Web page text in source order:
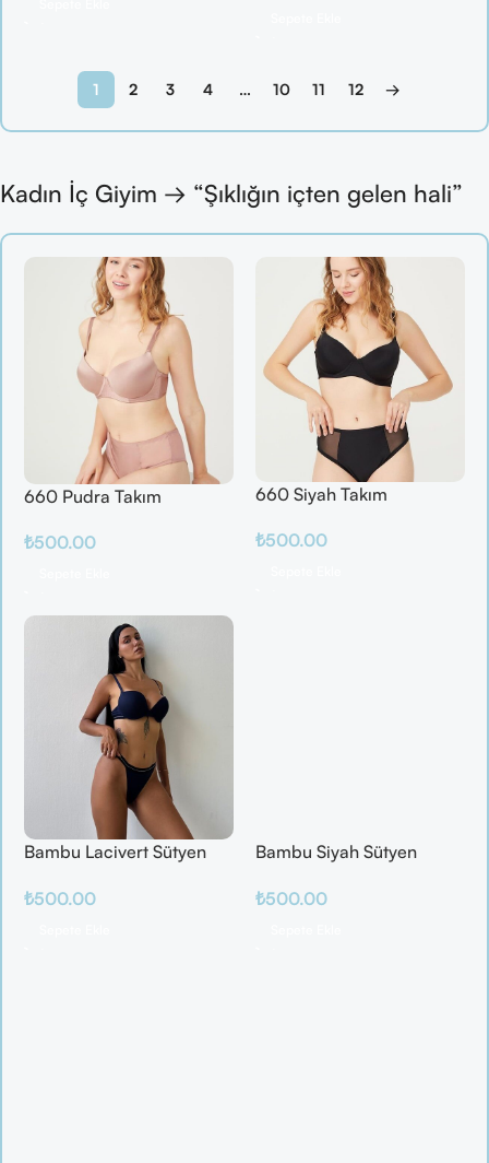
1 2 3 4 … 10 11 12 →
Kadın İç Giyim → “Şıklığın içten gelen hali”
660 Pudra Takım
₺500.00
660 Siyah Takım
₺500.00
Bambu Lacivert Sütyen
₺500.00
Bambu Siyah Sütyen
₺500.00